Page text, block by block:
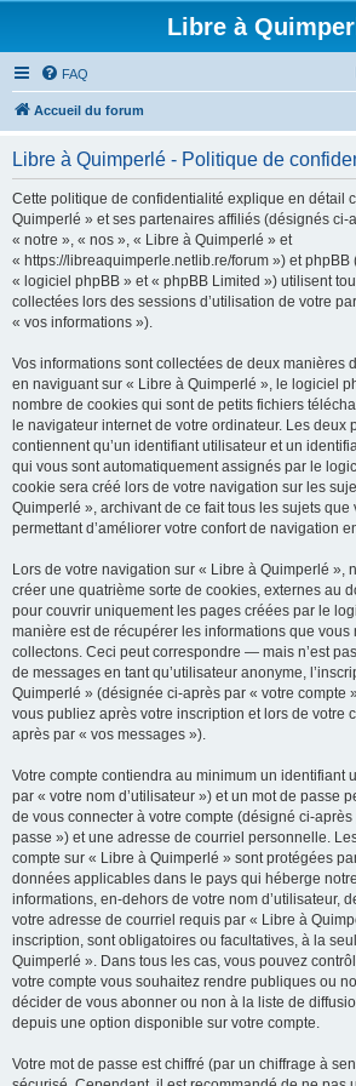
Libre à
FAQ
Accueil du forum
Libre à Quimperlé - Politique de
Cette politique de confidentialité explique en détail
Quimperlé » et ses partenaires affiliés (désignés ci-
« notre », « nos », « Libre à Quimperlé » et
« https://libreaquimperle.netlib.re/forum ») et
« logiciel phpBB » et « phpBB Limited ») utilisent
collectées lors des sessions d’utilisation de votre
« vos informations »).
Vos informations sont collectées de deux manières
en naviguant sur « Libre à Quimperlé », le logiciel
nombre de cookies qui sont de petits fichiers
le navigateur internet de votre ordinateur. Les deux
contiennent qu’un identifiant utilisateur et un
qui vous sont automatiquement assignés par le
cookie sera créé lors de votre navigation sur les
Quimperlé », archivant de ce fait tous les sujets que
permettant d’améliorer votre confort de navigation
Lors de votre navigation sur « Libre à Quimperlé »,
créer une quatrième sorte de cookies, externes au
pour couvrir uniquement les pages créées par le
manière est de récupérer les informations que
collectons. Ceci peut correspondre — mais n’est
de messages en tant qu’utilisateur anonyme,
Quimperlé » (désignée ci-après par « votre compte
vous publiez après votre inscription et lors de votre
après par « vos messages »).
Votre compte contiendra au minimum un identifiant
par « votre nom d’utilisateur ») et un mot de passe
de vous connecter à votre compte (désigné ci-après
passe ») et une adresse de courriel personnelle.
compte sur « Libre à Quimperlé » sont protégées
données applicables dans le pays qui héberge
informations, en-dehors de votre nom d’utilisateur,
votre adresse de courriel requis par « Libre à
inscription, sont obligatoires ou facultatives, à la
Quimperlé ». Dans tous les cas, vous pouvez
votre compte vous souhaitez rendre publiques ou
décider de vous abonner ou non à la liste de
depuis une option disponible sur votre compte.
Votre mot de passe est chiffré (par un chiffrage à